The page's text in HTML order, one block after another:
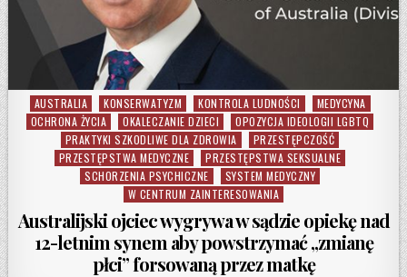
Posted in
AUSTRALIA KONSERWATYZM KONTROLA LUDNOŚCI
MEDYCYNA
OCHRONA ŻYCIA
OKALECZANIE DZIECI
OPOZYCJA IDEOLOGII LGBTQ
PRAKTYKI SZKODLIWE DLA ZDROWIA
PRZESTĘPCZOŚĆ
PRZESTĘPSTWA MEDYCZNE
PRZESTĘPSTWA SEKSUALNE
SCHORZENIA PSYCHICZNE
SYSTEM MEDYCZNY
W CENTRUM ZAINTERESOWANIA
Australijski ojciec wygrywa w sądzie opiekę nad
12-letnim synem aby powstrzymać „zmianę
płci” forsowaną przez matkę